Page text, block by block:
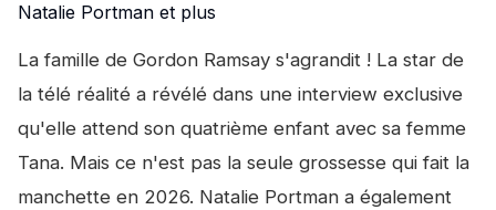
Natalie Portman et plus
La famille de Gordon Ramsay s'agrandit ! La star de
la télé réalité a révélé dans une interview exclusive
qu'elle attend son quatrième enfant avec sa femme
Tana. Mais ce n'est pas la seule grossesse qui fait la
manchette en 2026. Natalie Portman a également